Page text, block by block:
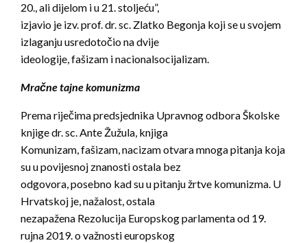
20., ali dijelom i u 21. stoljeću”,
izjavio je izv. prof. dr. sc. Zlatko Begonja koji se u svojem
izlaganju usredotočio na dvije
ideologije, fašizam i nacionalsocijalizam.
Mračne tajne komunizma
Prema riječima predsjednika Upravnog odbora Školske
knjige dr. sc. Ante Žužula, knjiga
Komunizam, fašizam, nacizam otvara mnoga pitanja koja
su u povijesnoj znanosti ostala bez
odgovora, posebno kad su u pitanju žrtve komunizma. U
Hrvatskoj je, nažalost, ostala
nezapažena Rezolucija Europskog parlamenta od 19.
rujna 2019. o važnosti europskog